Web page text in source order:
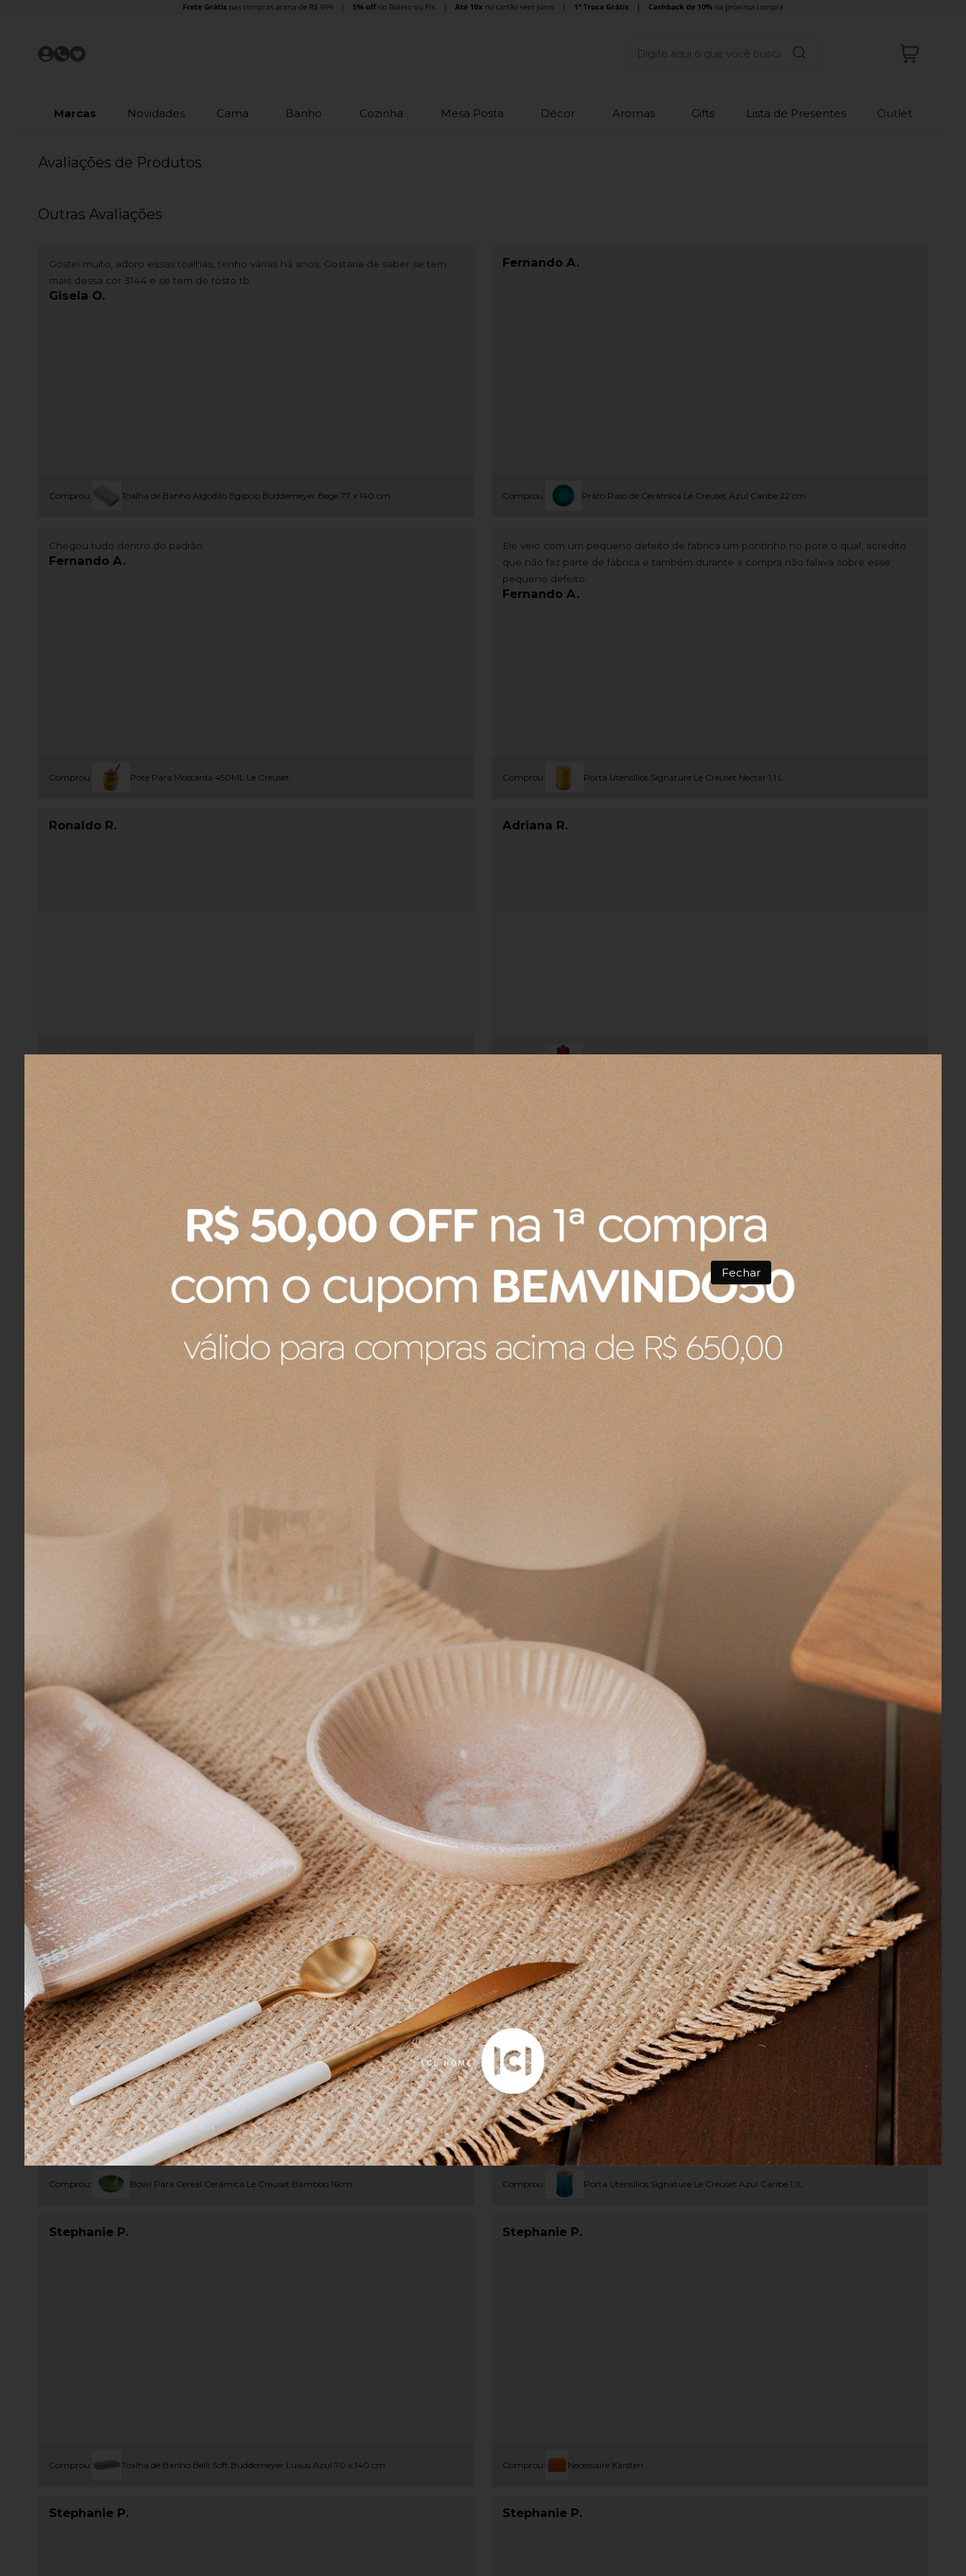
Marcas Novidades Cama Banho Cozinha Mesa Posta Décor Aromas Gifts Lista de Presentes Outlet
Avaliações de Produtos
Outras Avaliações
Gostei muito, adoro essas toalhas, tenho várias há anos. Gostaria de saber se tem
mais dessa cor 3144 e se tem de rosto tb.
Gisela O.
Comprou: Toalha de Banho Algodão Egípcio Buddemeyer Bege 77 x 140 cm
Fernando A.
Comprou: Prato Raso de Cerâmica Le Creuset Azul Caribe 22 cm
Chegou tudo dentro do padrão
Fernando A.
Comprou: Pote Para Mostarda 450ML Le Creuset
Ele veio com um pequeno defeito de fabrica um pontinho no pote o qual, acredito
que não faz parte de fábrica e também durante a compra não falava sobre esse
pequeno defeito.
Fernando A.
Comprou: Porta Utensílios Signature Le Creuset Nectar 1,1 L
Ronaldo R.
Bandeja Para 6 Ovos Le Creuset Vermelho
Adriana R.
Pote De Geleia Vermelho Le Creuset
Isabela T.
Conjunto 02 Copos Ribeiro Pavani Pink
Leve e macio ao toque Exatamente como eu queria
Ideissamara A.
Comprou: Cobertor Queen Alpi Buddemeyer Luxus Cinza 2,20 x 2,40 m
Kit 03 Peças Colcha Queen Magna Buddemeyer Luxus Branco 280cm x 260cm
Marcela H.
Jogo 2 Fronhas Gran Percalle Buddemeyer Sortida 50 x 70 cm
Taças lindas e atendimento maravilhoso
Anônimo
Comprou: Conjunto 02 Taças Ribeiro Pavani Pink
Achei que nao grudava, boa para ir ao forno
Mariane C.
Comprou: Skillet Redonda com Alça Signature Le Creuset Camomille 26 cm
Sandra S.
Comprou: Bowl Para Cereal Cerâmica Le Creuset Bamboo 16cm
ótimo
Victoria M.
Comprou: Porta Utensílios Signature Le Creuset Azul Caribe 1,1L
Stephanie P.
Comprou: Toalha de Banho Belli Soft Buddemeyer Luxus Azul 70 x 140 cm
Stephanie P.
Comprou: Necessaire Karsten
Stephanie P. Stephanie P.
Fechar